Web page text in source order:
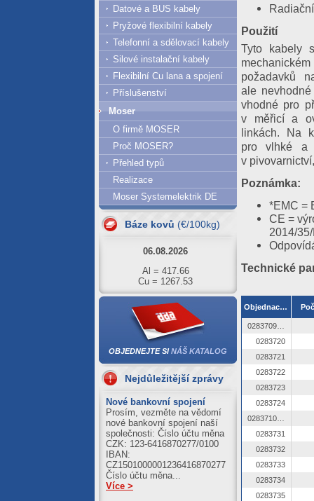
Použití
Tyto kabely
požadavků
ale
vhodné pro
v měřicí a
linkách. Na
pro vlhké a
v
Poznámka:
*EMC =
CE =
2014/
Technické
Objednací číslo
0283720
0283721
0283722
0283723
0283724
0283731
0283732
0283733
0283734
0283735
Datové a BUS kabely
Pryžové flexibilní kabely
Telefonní a sdělovací kabely
Silové instalační kabely
Flexibilní Cu lana a spojení
Příslušenství
Moser
O firmě MOSER
Proč MOSER?
Přehled typů
Realizace
Moser Systemelektrik DE
Báze kovů (€/100kg)
07.08.2026
Al = 420.61
Cu = 1293.63
Cu = 1267.53
05.08.2026
Al = 422.01
Cu = 1273.71
04.08.2026
Al = 411.21
Cu = 1245.59
OBJEDNEJTE SINÁŠ KATALOG
Nejdůležitější zprávy
Nové bankovní spojení
Prosím, vezměte na vědomí
nové bankovní spojení naší
společnosti: Číslo účtu měna
CZK: 123-6416870277/0100
IBAN:
CZ1501000001236416870277
Číslo účtu měna...
Více >